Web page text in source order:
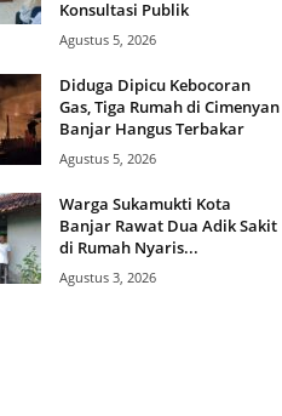
Konsultasi Publik
Agustus 5, 2026
Diduga Dipicu Kebocoran
Gas, Tiga Rumah di Cimenyan
Banjar Hangus Terbakar
Agustus 5, 2026
Warga Sukamukti Kota
Banjar Rawat Dua Adik Sakit
di Rumah Nyaris...
Agustus 3, 2026